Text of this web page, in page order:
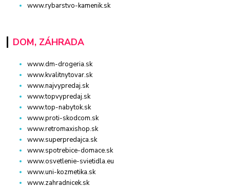
www.rybarstvo-kamenik.sk
DOM, ZÁHRADA
www.dm-drogeria.sk
www.kvalitnytovar.sk
www.najvypredaj.sk
www.topvypredaj.sk
www.top-nabytok.sk
www.proti-skodcom.sk
www.retromaxishop.sk
www.superpredajca.sk
www.spotrebice-domace.sk
www.osvetlenie-svietidla.eu
www.uni-kozmetika.sk
www.zahradnicek.sk